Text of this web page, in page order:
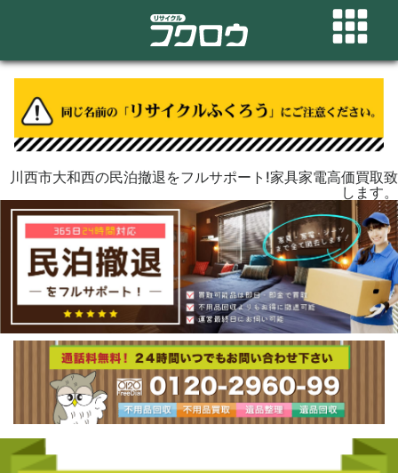
川西市大和西の民泊撤退をフルサポート!家具家電高価買取致
します。